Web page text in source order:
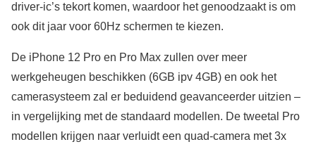
driver-ic’s tekort komen, waardoor het genoodzaakt is om
ook dit jaar voor 60Hz schermen te kiezen.
De iPhone 12 Pro en Pro Max zullen over meer
werkgeheugen beschikken (6GB ipv 4GB) en ook het
camerasysteem zal er beduidend geavanceerder uitzien –
in vergelijking met de standaard modellen. De tweetal Pro
modellen krijgen naar verluidt een quad-camera met 3x